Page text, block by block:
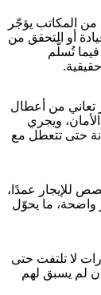
لشبكة درعا 24 أن عددًا من المكاتب يؤجّر
أو التحقق من
تُسلَّم
تعاني من أعطال
ويجري
حتى تتعطل مع
للإيجار عمدًا،
واضحة، ما يحوّل
لا تلتفت حتى
لم يسبق لهم